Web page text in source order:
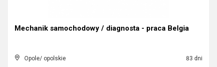
Mechanik samochodowy / diagnosta - praca Belgia
Opole/ opolskie 83 dni